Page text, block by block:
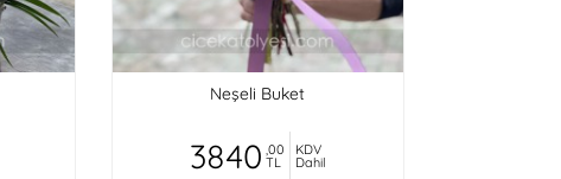
Neşeli Buket
3840 ,00
TL
KDV
Dahil